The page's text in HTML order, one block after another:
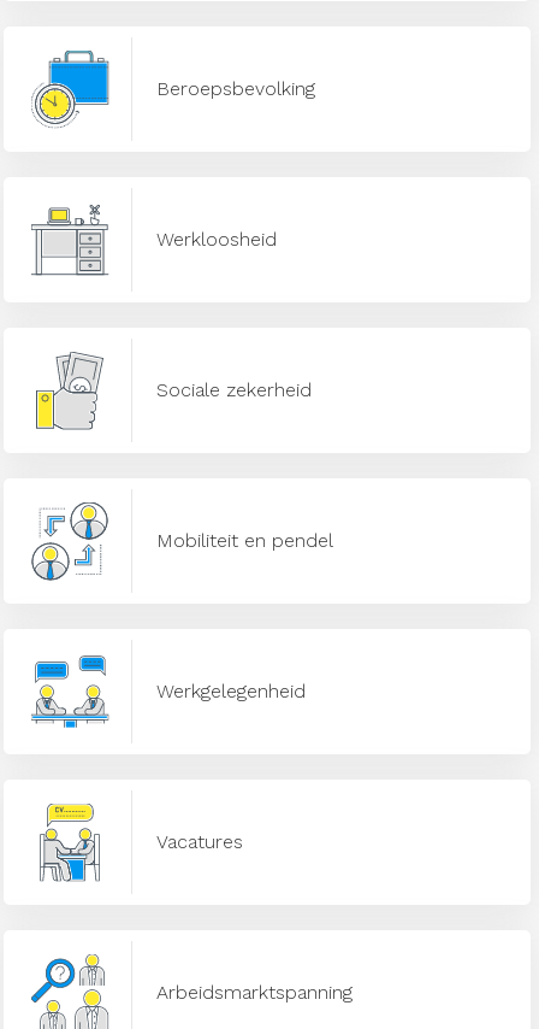
Beroepsbevolking
Werkloosheid
Sociale zekerheid
Mobiliteit en pendel
Werkgelegenheid
Vacatures
Arbeidsmarktspanning